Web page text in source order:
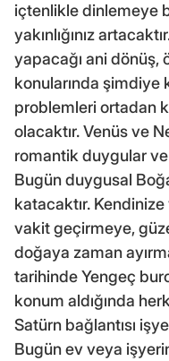
içtenlikle dinlemeye
yakınlığınız
yapacağı ani dönüş,
konularında
problemleri ortadan
olacaktır. Venüs ve
romantik duygular
Bugün duygusal
katacaktır. Kendinize
vakit geçirmeye,
doğaya zaman
tarihinde Yengeç
konum aldığında
Satürn bağlantısı
Bugün ev veya